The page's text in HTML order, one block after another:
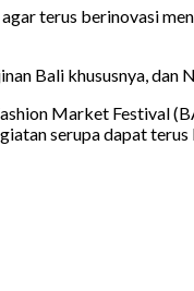
terus berinovasi
Bali khususnya, dan
Market Festival
serupa dapat